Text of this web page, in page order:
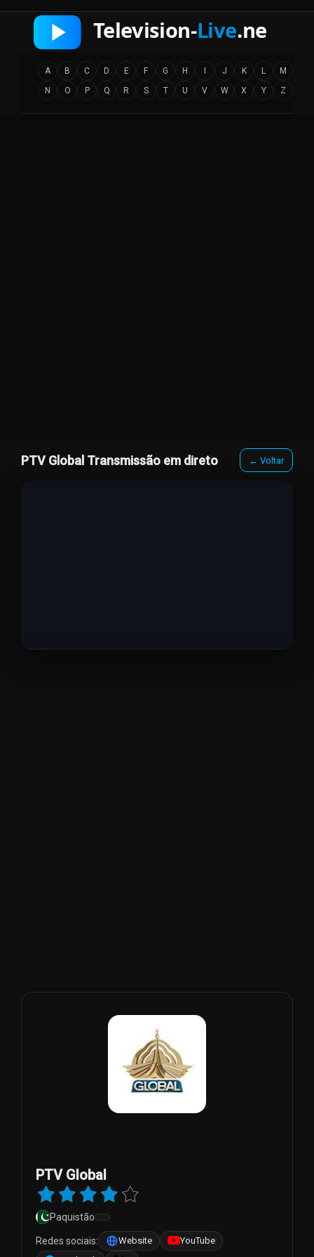
A B C D E F G H J K L
M
N
O P Q R S T U V W X Y Z
PTV Global Transmissão em direto ← Voltar
PTV Global
Paquistão
Redes sociais: Website
YouTube